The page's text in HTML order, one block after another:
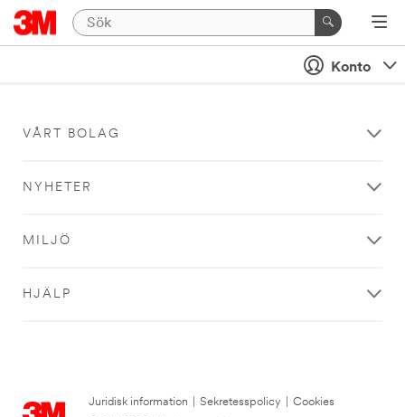
Konto
VÅRT BOLAG
NYHETER
MILJÖ
HJÄLP
Juridisk information Sekretesspolicy
Cookies